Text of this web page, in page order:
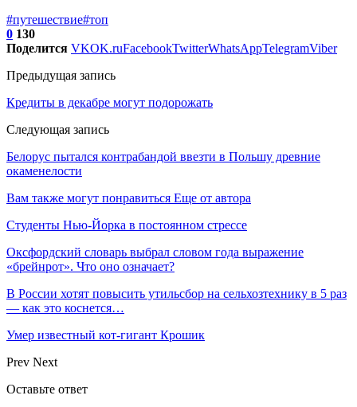
#путешествие#топ
0 130
Поделится VKOK.ruFacebookTwitterWhatsAppTelegramViber
Предыдущая запись
Кредиты в декабре могут подорожать
Следующая запись
Белорус пытался контрабандой ввезти в Польшу древние
окаменелости
Вам также могут понравиться Еще от автора
Студенты Нью-Йорка в постоянном стрессе
Оксфордский словарь выбрал словом года выражение
«брейнрот». Что оно означает?
В России хотят повысить утильсбор на сельхозтехнику в 5 раз
— как это коснется…
Умер известный кот-гигант Крошик
Prev Next
Оставьте ответ